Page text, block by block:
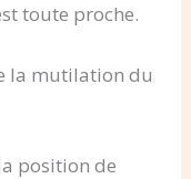
toute proche.
la mutilation du
position de